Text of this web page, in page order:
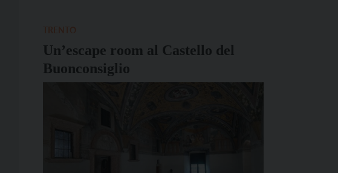
Un’escape room al Castello del
Buonconsiglio